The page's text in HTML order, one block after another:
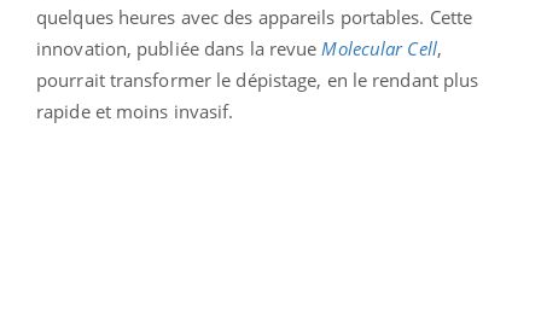
quelques heures avec des appareils portables. Cette
innovation, publiée dans la revueMolecular Cell,
pourrait transformer le dépistage, en le rendant plus
rapide et moins invasif.